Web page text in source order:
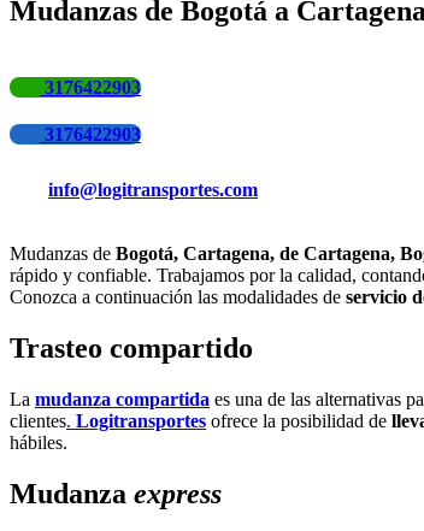
Mudanzas de Bogotá a
3176422903
3176422903
info@logitransportes.com
Mudanzas de Bogotá, Cartagena, de Cartagena,
rápido y confiable. Trabajamos por la calidad,
Conozca a continuación las modalidades de servicio
Trasteo compartido
La mudanza compartida es una de las alternativas
clientes. Logitransportes ofrece la posibilidad de
hábiles.
Mudanza express